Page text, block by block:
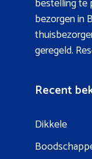
bezorgen in
geregeld.
Recent
Dikkele